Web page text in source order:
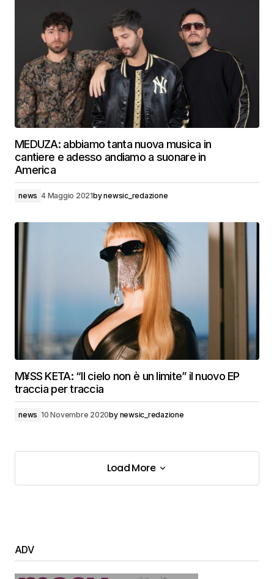
MEDUZA: abbiamo tanta nuova musica in
cantiere e adesso andiamo a suonare in
America
news 4 Maggio 2021bynewsic_redazione
M¥SS KETA: “Il cielo non è un limite” il nuovo EP
traccia per traccia
news 10 Novembre 2020by newsic_redazione
Load More
Load More
ADV